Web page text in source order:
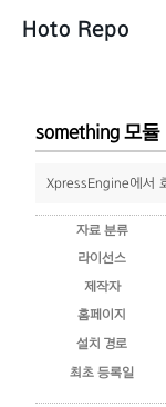
Hoto Repo
something 모듈
XpressEngine에서
자료 분류
라이선스
제작자
홈페이지
설치 경로
최초 등록일